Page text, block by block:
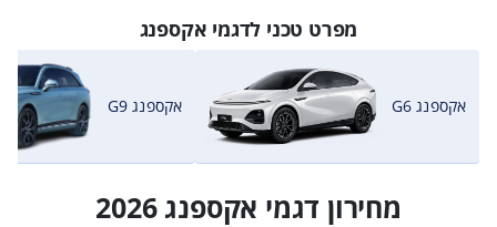
מפרט טכני לדגמי אקספנג
אקספנג G6 אקספנג G9
מחירון דגמי אקספנג 2026